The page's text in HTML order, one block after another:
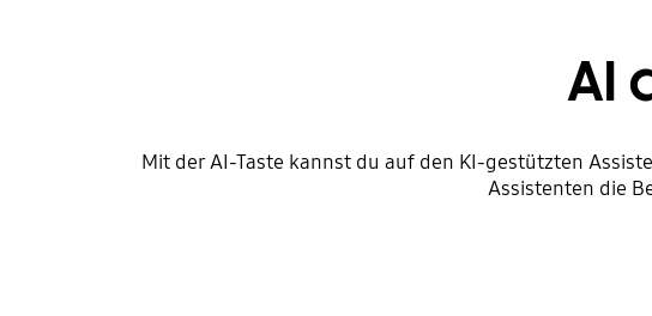
AI
Mit der AI-Taste kannst du auf den KI-gestützten
Assistenten die